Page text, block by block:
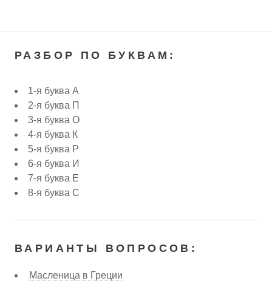
РАЗБОР ПО БУКВАМ:
1-я буква А
2-я буква П
3-я буква О
4-я буква К
5-я буква Р
6-я буква И
7-я буква Е
8-я буква С
ВАРИАНТЫ ВОПРОСОВ:
Масленица в Греции